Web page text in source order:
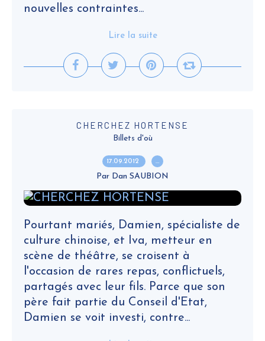
nouvelles contraintes...
Lire la suite
CHERCHEZ HORTENSE
Billets d'où
17.09.2012 …
Par Dan SAUBION
Pourtant mariés, Damien, spécialiste de
culture chinoise, et Iva, metteur en
scène de théâtre, se croisent à
l'occasion de rares repas, conflictuels,
partagés avec leur fils. Parce que son
père fait partie du Conseil d'Etat,
Damien se voit investi, contre...